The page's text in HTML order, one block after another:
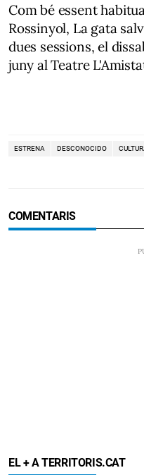
Com bé essent
Rossinyol, La gata
dues sessions, el
juny al Teatre
ESTRENA DESCONOCIDO
COMENTARIS
EL + A TERRITORIS.CAT